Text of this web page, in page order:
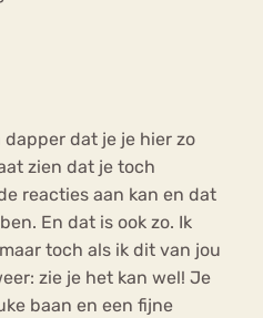
dat je je hier zo
zien dat je toch
reacties aan kan en dat
En dat is ook zo. Ik
toch als ik dit van jou
zie je het kan wel! Je
baan en een fijne